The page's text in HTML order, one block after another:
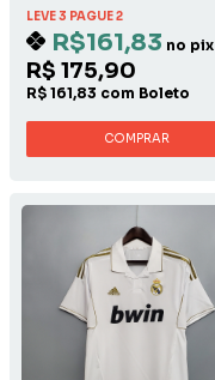
LEVE 3 PAGUE 2
R$161,83 no pix
R$ 175,90
R$ 161,83 com Boleto
COMPRAR